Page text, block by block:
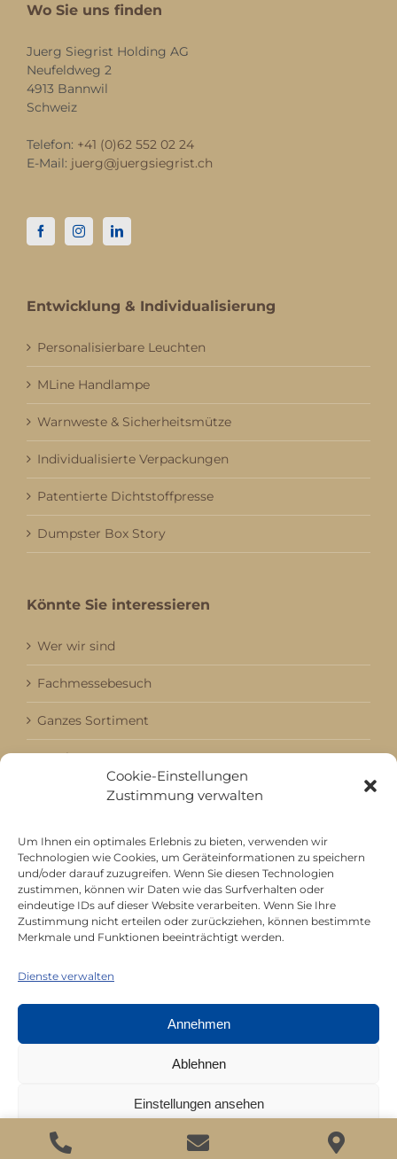
Cookie-Einstellungen
Zustimmung verwalten
Um Ihnen ein optimales Erlebnis zu bieten, verwenden wir
Technologien wie Cookies, um Geräteinformationen zu speichern
und/oder darauf zuzugreifen. Wenn Sie diesen Technologien
zustimmen, können wir Daten wie das Surfverhalten oder
eindeutige IDs auf dieser Website verarbeiten. Wenn Sie Ihre
Zustimmung nicht erteilen oder zurückziehen, können bestimmte
Merkmale und Funktionen beeinträchtigt werden.
Dienste verwalten
Annehmen
Ablehnen
Einstellungen ansehen
DatenschutzImpressum
Wo Sie uns finden
Juerg Siegrist Holding AG
Neufeldweg 2
4913 Bannwil
Schweiz
Telefon: +41 (0)62 552 02 24
E-Mail: juerg@juergsiegrist.ch
Entwicklung & Individualisierung
Personalisierbare Leuchten
MLine Handlampe
Warnweste & Sicherheitsmütze
Individualisierte Verpackungen
Patentierte Dichtstoffpresse
Dumpster Box Story
Könnte Sie interessieren
Wer wir sind
Fachmessebesuch
Ganzes Sortiment
Kataloge
Aktuell / Saison
Mitgliedschaft bei
All rights reserved © Juerg Siegrist AG 2026 |
Datenschutz|Impressum